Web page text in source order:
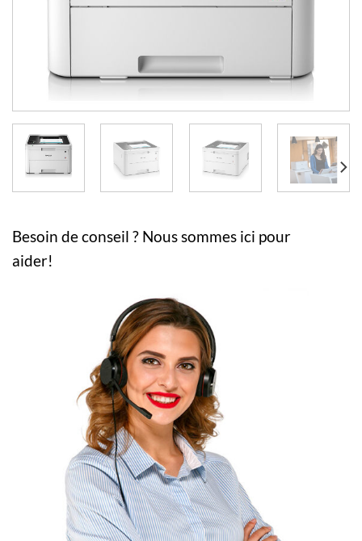
Besoin de conseil ? Nous sommes ici pour
aider!